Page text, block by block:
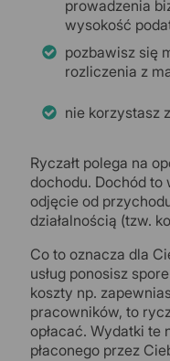
prowadzenia
wysokość
pozbawisz się
rozliczenia z
nie korzystasz
Ryczałt polega na
dochodu. Dochód
odjęcie od
działalnością (tzw.
Co to oznacza dla
usług ponosisz
koszty np.
pracowników, to
opłacać. Wydatki te
płaconego przez